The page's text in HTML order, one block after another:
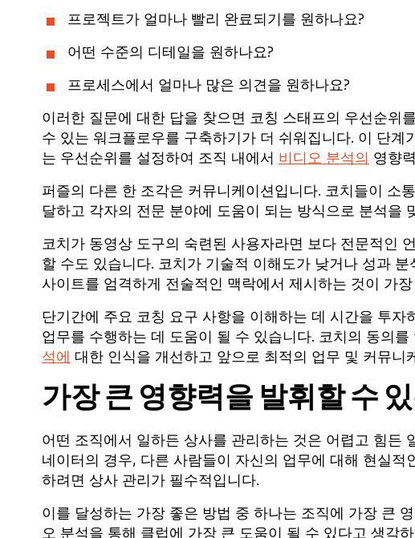
프로젝트가 얼마나 빨리 완료되기를 원하나요?
어떤 수준의 디테일을 원하나요?
프로세스에서 얼마나 많은 의견을 원하나요?
이러한 질문에 대한 답을 찾으면 코칭 스태프의 우선순위
수 있는 워크플로우를 구축하기가 더 쉬워집니다. 이 단
는 우선순위를 설정하여 조직 내에서 비디오 분석의 영향
퍼즐의 다른 한 조각은 커뮤니케이션입니다. 코치들이 소
달하고 각자의 전문 분야에 도움이 되는 방식으로 분석을
코치가 동영상 도구의 숙련된 사용자라면 보다 전문적인
할 수도 있습니다. 코치가 기술적 이해도가 낮거나 성과
사이트를 엄격하게 전술적인 맥락에서 제시하는 것이 가
단기간에 주요 코칭 요구 사항을 이해하는 데 시간을 투
업무를 수행하는 데 도움이 될 수 있습니다. 코치의 동의
석에
대한 인식을 개선하고 앞으로 최적의 업무 및 커뮤니
가장 큰 영향력을 발휘할 수
어떤 조직에서 일하든 상사를 관리하는 것은 어렵고 힘든
네이터의 경우, 다른 사람들이 자신의 업무에 대해 현실
하려면 상사 관리가 필수적입니다.
이를 달성하는 가장 좋은 방법 중 하나는 조직에 가장 큰
오 분석을 통해 클럽에 가장 큰 도움이 될 수 있다고 생각